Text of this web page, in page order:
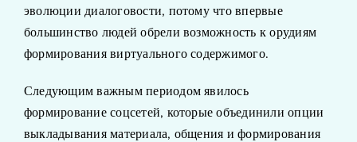
эволюции диалоговости, потому что впервые
большинство людей обрели возможность к орудиям
формирования виртуального содержимого.
Следующим важным периодом явилось
формирование соцсетей, которые объединили опции
выкладывания материала, общения и формирования